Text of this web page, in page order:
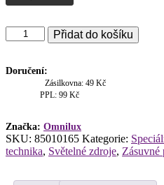
Strobo
výbojka
pro
Technostrobe
Přidat do košíku
Doručení:
Zásilkovna: 49 Kč
PPL: 99 Kč
Značka: Omnilux
SKU: 85010165 Kategorie:
technika, Světelné zdroje, Zásuvné